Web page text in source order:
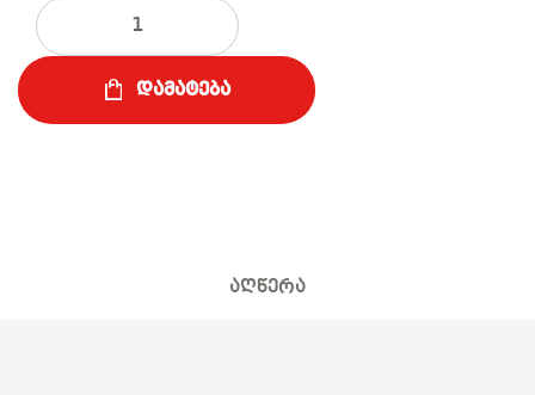
რაოდენობა
დამატება
აღწერა